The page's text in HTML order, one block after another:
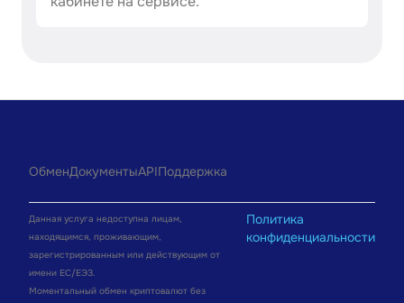
ОбменДокументыAPIПоддержка
Данная услуга недоступна лицам,
находящимся, проживающим,
зарегистрированным или действующим от
имени ЕС/ЕЭЗ.
Моментальный обмен криптовалют без
Политика
конфиденциальности